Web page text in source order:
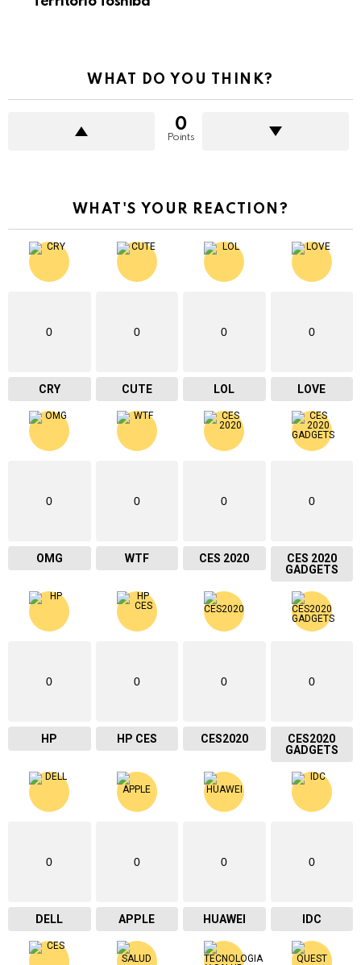
WHAT DO YOU THINK?
0
Points
WHAT'S YOUR REACTION?
0
CRY
0
CUTE
0
LOL
0
LOVE
0
OMG
0
WTF
0
CES 2020
0
CES 2020
GADGETS
0
HP
0
HP CES
0
CES2020
0
CES2020
GADGETS
0
DELL
0
APPLE
0
HUAWEI
0
IDC